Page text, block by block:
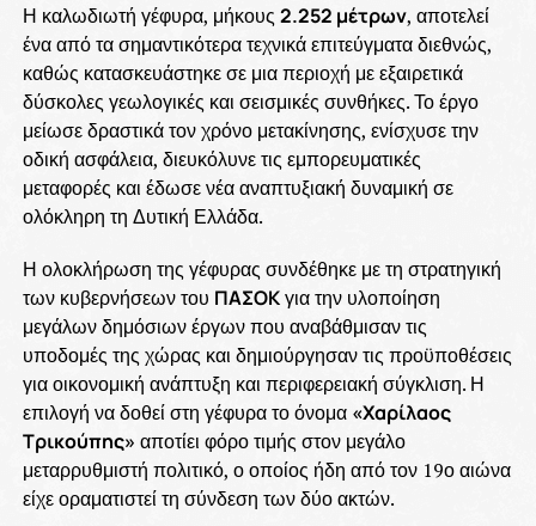
Η καλωδιωτή γέφυρα, μήκους 2.252 μέτρων, αποτελεί
ένα από τα σημαντικότερα τεχνικά επιτεύγματα διεθνώς,
καθώς κατασκευάστηκε σε μια περιοχή με εξαιρετικά
δύσκολες γεωλογικές και σεισμικές συνθήκες. Το έργο
μείωσε δραστικά τον χρόνο μετακίνησης, ενίσχυσε την
οδική ασφάλεια, διευκόλυνε τις εμπορευματικές
μεταφορές και έδωσε νέα αναπτυξιακή δυναμική σε
ολόκληρη τη Δυτική Ελλάδα.
Η ολοκλήρωση της γέφυρας συνδέθηκε με τη στρατηγική
των κυβερνήσεων του ΠΑΣΟΚγια την υλοποίηση
μεγάλων δημόσιων έργων που αναβάθμισαν τις
υποδομές της χώρας και δημιούργησαν τις προϋποθέσεις
για οικονομική ανάπτυξη και περιφερειακή σύγκλιση. Η
επιλογή να δοθεί στη γέφυρα το όνομα «Χαρίλαος
Τρικούπης» αποτίει φόρο τιμής στον μεγάλο
μεταρρυθμιστή πολιτικό, ο οποίος ήδη από τον 19ο αιώνα
είχε οραματιστεί τη σύνδεση των δύο ακτών.